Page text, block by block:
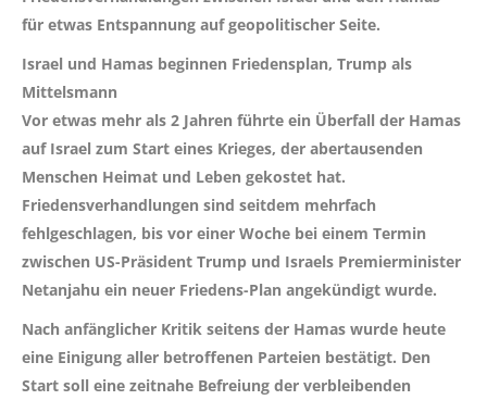
für etwas Entspannung auf geopolitischer Seite.
Israel und Hamas beginnen Friedensplan, Trump als
Mittelsmann
Vor etwas mehr als 2 Jahren führte ein Überfall der Hamas
auf Israel zum Start eines Krieges, der abertausenden
Menschen Heimat und Leben gekostet hat.
Friedensverhandlungen sind seitdem mehrfach
fehlgeschlagen, bis vor einer Woche bei einem Termin
zwischen US-Präsident Trump und Israels Premierminister
Netanjahu ein neuer Friedens-Plan angekündigt wurde.
Nach anfänglicher Kritik seitens der Hamas wurde heute
eine Einigung aller betroffenen Parteien bestätigt. Den
Start soll eine zeitnahe Befreiung der verbleibenden